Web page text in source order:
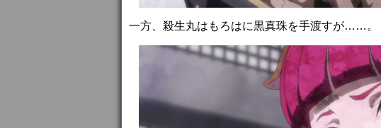
一方、殺生丸はもろはに黒真珠を手渡すが……。